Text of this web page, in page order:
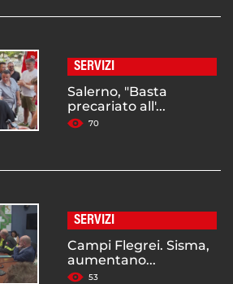
SERVIZI
Salerno, "Basta
precariato all'...
70
SERVIZI
Campi Flegrei. Sisma,
aumentano...
53